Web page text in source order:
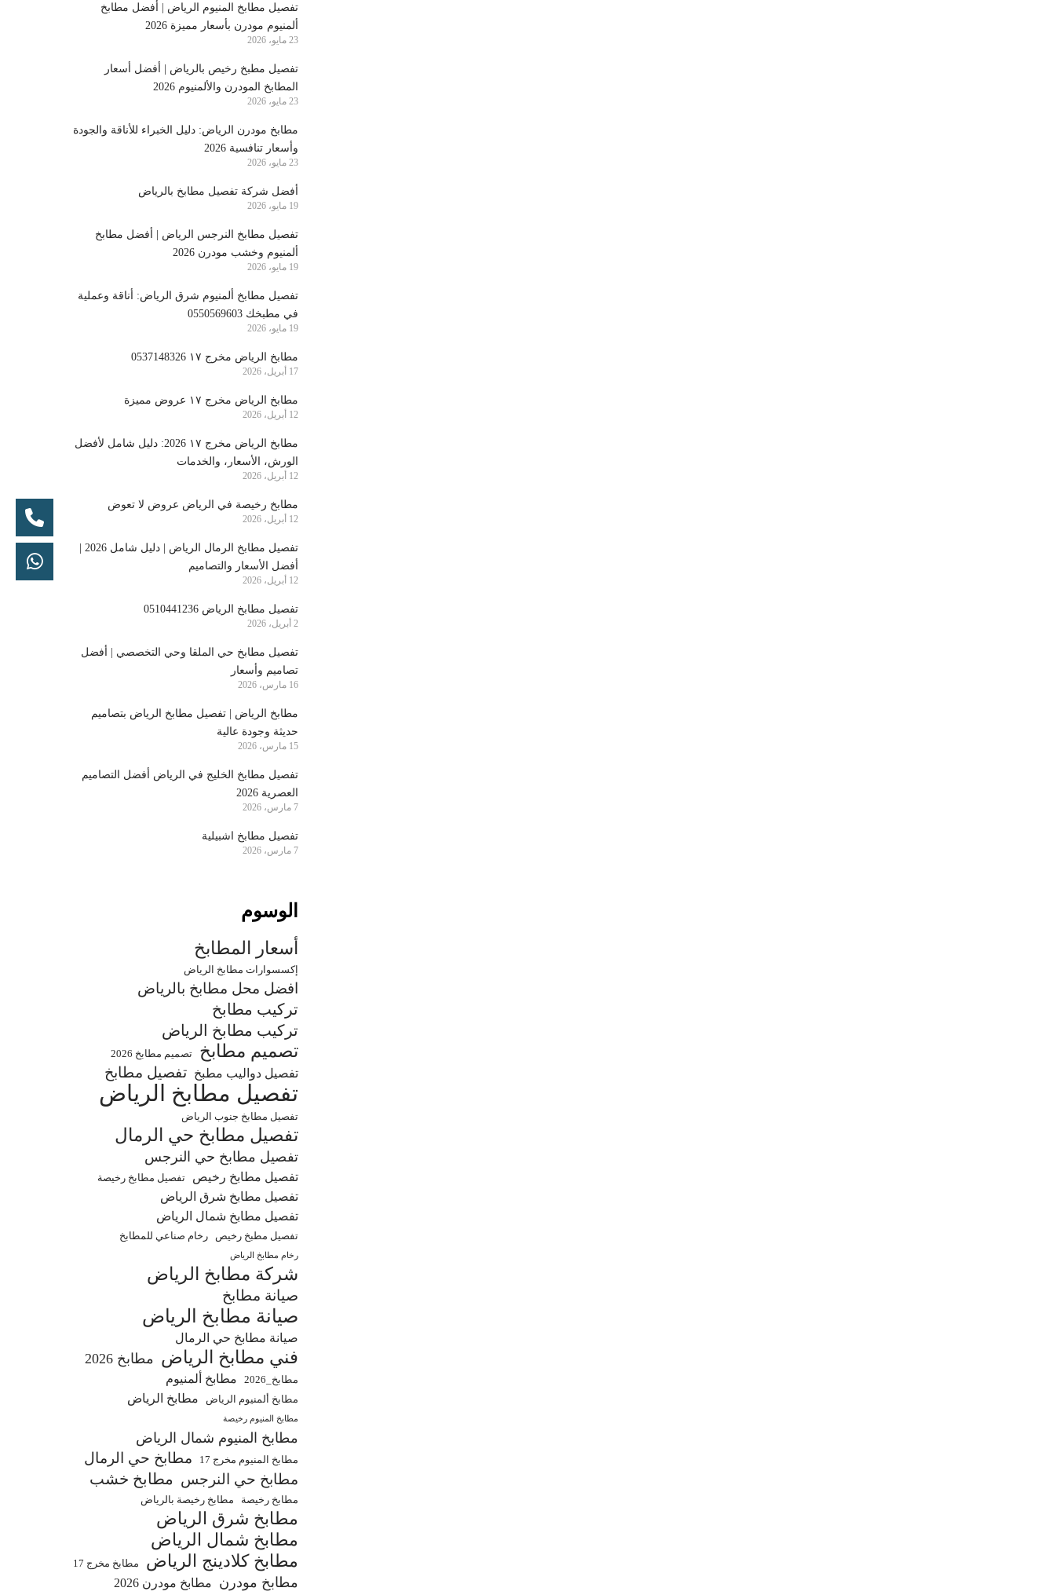
تفصيل مطابخ المنيوم الرياض | أفضل مطابخ
ألمنيوم مودرن بأسعار مميزة 2026
23 مايو، 2026
تفصيل مطبخ رخيص بالرياض | أفضل أسعار
المطابخ المودرن والألمنيوم 2026
23 مايو، 2026
مطابخ مودرن الرياض: دليل الخبراء للأناقة والجودة
وأسعار تنافسية 2026
23 مايو، 2026
أفضل شركة تفصيل مطابخ بالرياض
19 مايو، 2026
تفصيل مطابخ النرجس الرياض | أفضل مطابخ
ألمنيوم وخشب مودرن 2026
19 مايو، 2026
تفصيل مطابخ ألمنيوم شرق الرياض: أناقة وعملية
في مطبخك 0550569603
19 مايو، 2026
مطابخ الرياض مخرج ١٧ 0537148326
17 أبريل، 2026
مطابخ الرياض مخرج ١٧ عروض مميزة
12 أبريل، 2026
مطابخ الرياض مخرج ١٧ 2026: دليل شامل لأفضل
الورش، الأسعار، والخدمات
12 أبريل، 2026
مطابخ رخيصة في الرياض عروض لا تعوض
12 أبريل، 2026
أفضل الأسعار والتصاميم
12 أبريل، 2026
تفصيل مطابخ الرياض 0510441236
2 أبريل، 2026
تفصيل مطابخ حي الملقا وحي التخصصي | أفضل
تصاميم وأسعار
16 مارس، 2026
مطابخ الرياض | تفصيل مطابخ الرياض بتصاميم
حديثة وجودة عالية
15 مارس، 2026
تفصيل مطابخ الخليج في الرياض أفضل التصاميم
العصرية 2026
7 مارس، 2026
تفصيل مطابخ اشبيلية
7 مارس، 2026
الوسوم
أسعار المطابخ
إكسسوارات مطابخ الرياض
افضل محل مطابخ بالرياض
تركيب مطابخ
تركيب مطابخ الرياض
تصميم مطابخ تصميم مطابخ 2026
تفصيل دواليب مطبخ تفصيل مطابخ
تفصيل مطابخ الرياض
تفصيل مطابخ جنوب الرياض
تفصيل مطابخ حي الرمال
تفصيل مطابخ حي النرجس
تفصيل مطابخ رخيص تفصيل مطابخ رخيصة
تفصيل مطابخ شرق الرياض
تفصيل مطابخ شمال الرياض
تفصيل مطبخ رخيص رخام صناعي للمطابخ
رخام مطابخ الرياض
شركة مطابخ الرياض
صيانة مطابخ
صيانة مطابخ الرياض
صيانة مطابخ حي الرمال
فني مطابخ الرياض مطابخ 2026
مطابخ_2026 مطابخ ألمنيوم
مطابخ ألمنيوم الرياض مطابخ الرياض
مطابخ المنيوم رخيصة
مطابخ المنيوم شمال الرياض
مطابخ المنيوم مخرج 17
مطابخ حي الرمال
مطابخ حي النرجس مطابخ خشب
مطابخ رخيصة مطابخ رخيصة بالرياض
مطابخ شرق الرياض
مطابخ شمال الرياض
مطابخ كلادينج الرياض
مطابخ مخرج 17
مطابخ مودرن مطابخ مودرن 2026